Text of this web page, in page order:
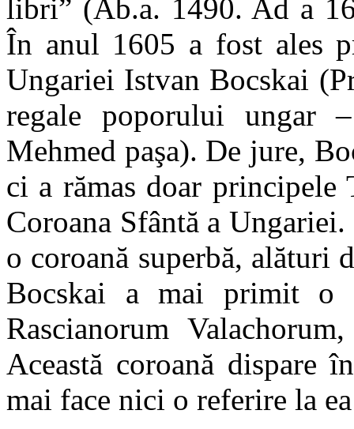
libri” (Ab.a. 1490. Ad a
În anul 1605 a fost ales
Ungariei Istvan Bocskai
regale poporului ungar
Mehmed paşa). De jure,
ci a rămas doar
Coroana Sfântă a
o coroană superbă, alături
Bocskai a mai primit o
Rascianorum
Această coroană dispare
mai face nici o referire la